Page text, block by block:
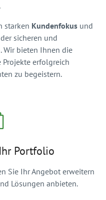
starken Kundenfokus und
sicheren und
Wir bieten Ihnen die
erfolgreich
zu begeistern.
Portfolio
Sie Ihr Angebot erweitern
Lösungen anbieten.